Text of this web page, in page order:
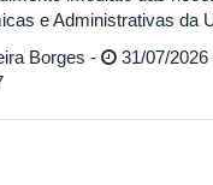
e Administrativas da
Borges -
31/07/